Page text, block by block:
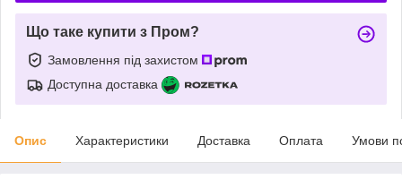
Що таке купити з Пром?
Замовлення під захистом
Доступна доставка
Опис Характеристики Доставка Оплата Умови